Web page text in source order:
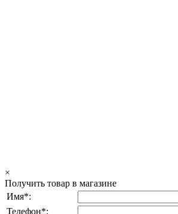
×
Получить товар в магазине
Имя*:
Телефон*: